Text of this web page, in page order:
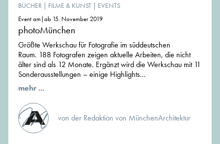
BÜCHER | FILME & KUNST | EVENTS
Event am|ab 15. November 2019
photoMünchen
Größte Werkschau für Fotografie im süddeutschen
Raum. 188 Fotografen zeigen aktuelle Arbeiten, die nicht
älter sind als 12 Monate. Ergänzt wird die Werkschau mit 11
Sonderausstellungen – einige Highlights...
mehr ...
von der Redaktion von MünchenArchitektur